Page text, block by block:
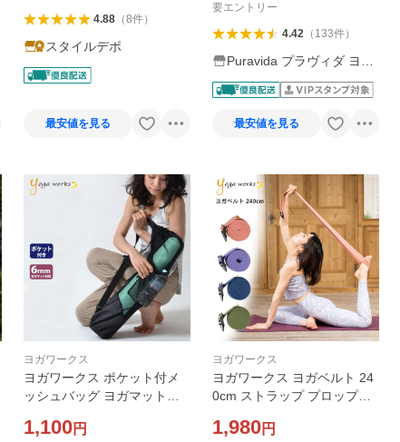
4.88（8件）
スタイルデポ
最安値を見る
要エントリー
4.42（ 133件）
Puravida プラヴィダ ヨガ
フィットネス
最安値を見る
ヨガワークス
ヨガワークス ポケット付メ
ッシュバッグ ヨガマットケ
メール便送料無料
1,100円
ヨガワークス
ヨガワークス ヨガベルト 24
0cm ストラップ プロップス
ズ 補助 母の日 メール便不可
1,980円